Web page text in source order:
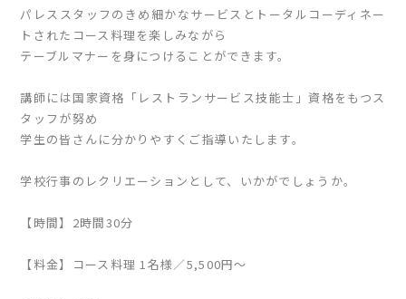
パレススタッフのきめ細かなサービスとトータルコーディネー
トされたコース料理を楽しみながら
テーブルマナーを身につけることができます。
講師には国家資格「レストランサービス技能士」資格をもつス
タッフが努め
学生の皆さんに分かりやすくご指導いたします。
学校行事のレクリエーションとして、いかがでしょうか。
【時間】2時間30分
【料金】コース料理 1名様／5,500円〜